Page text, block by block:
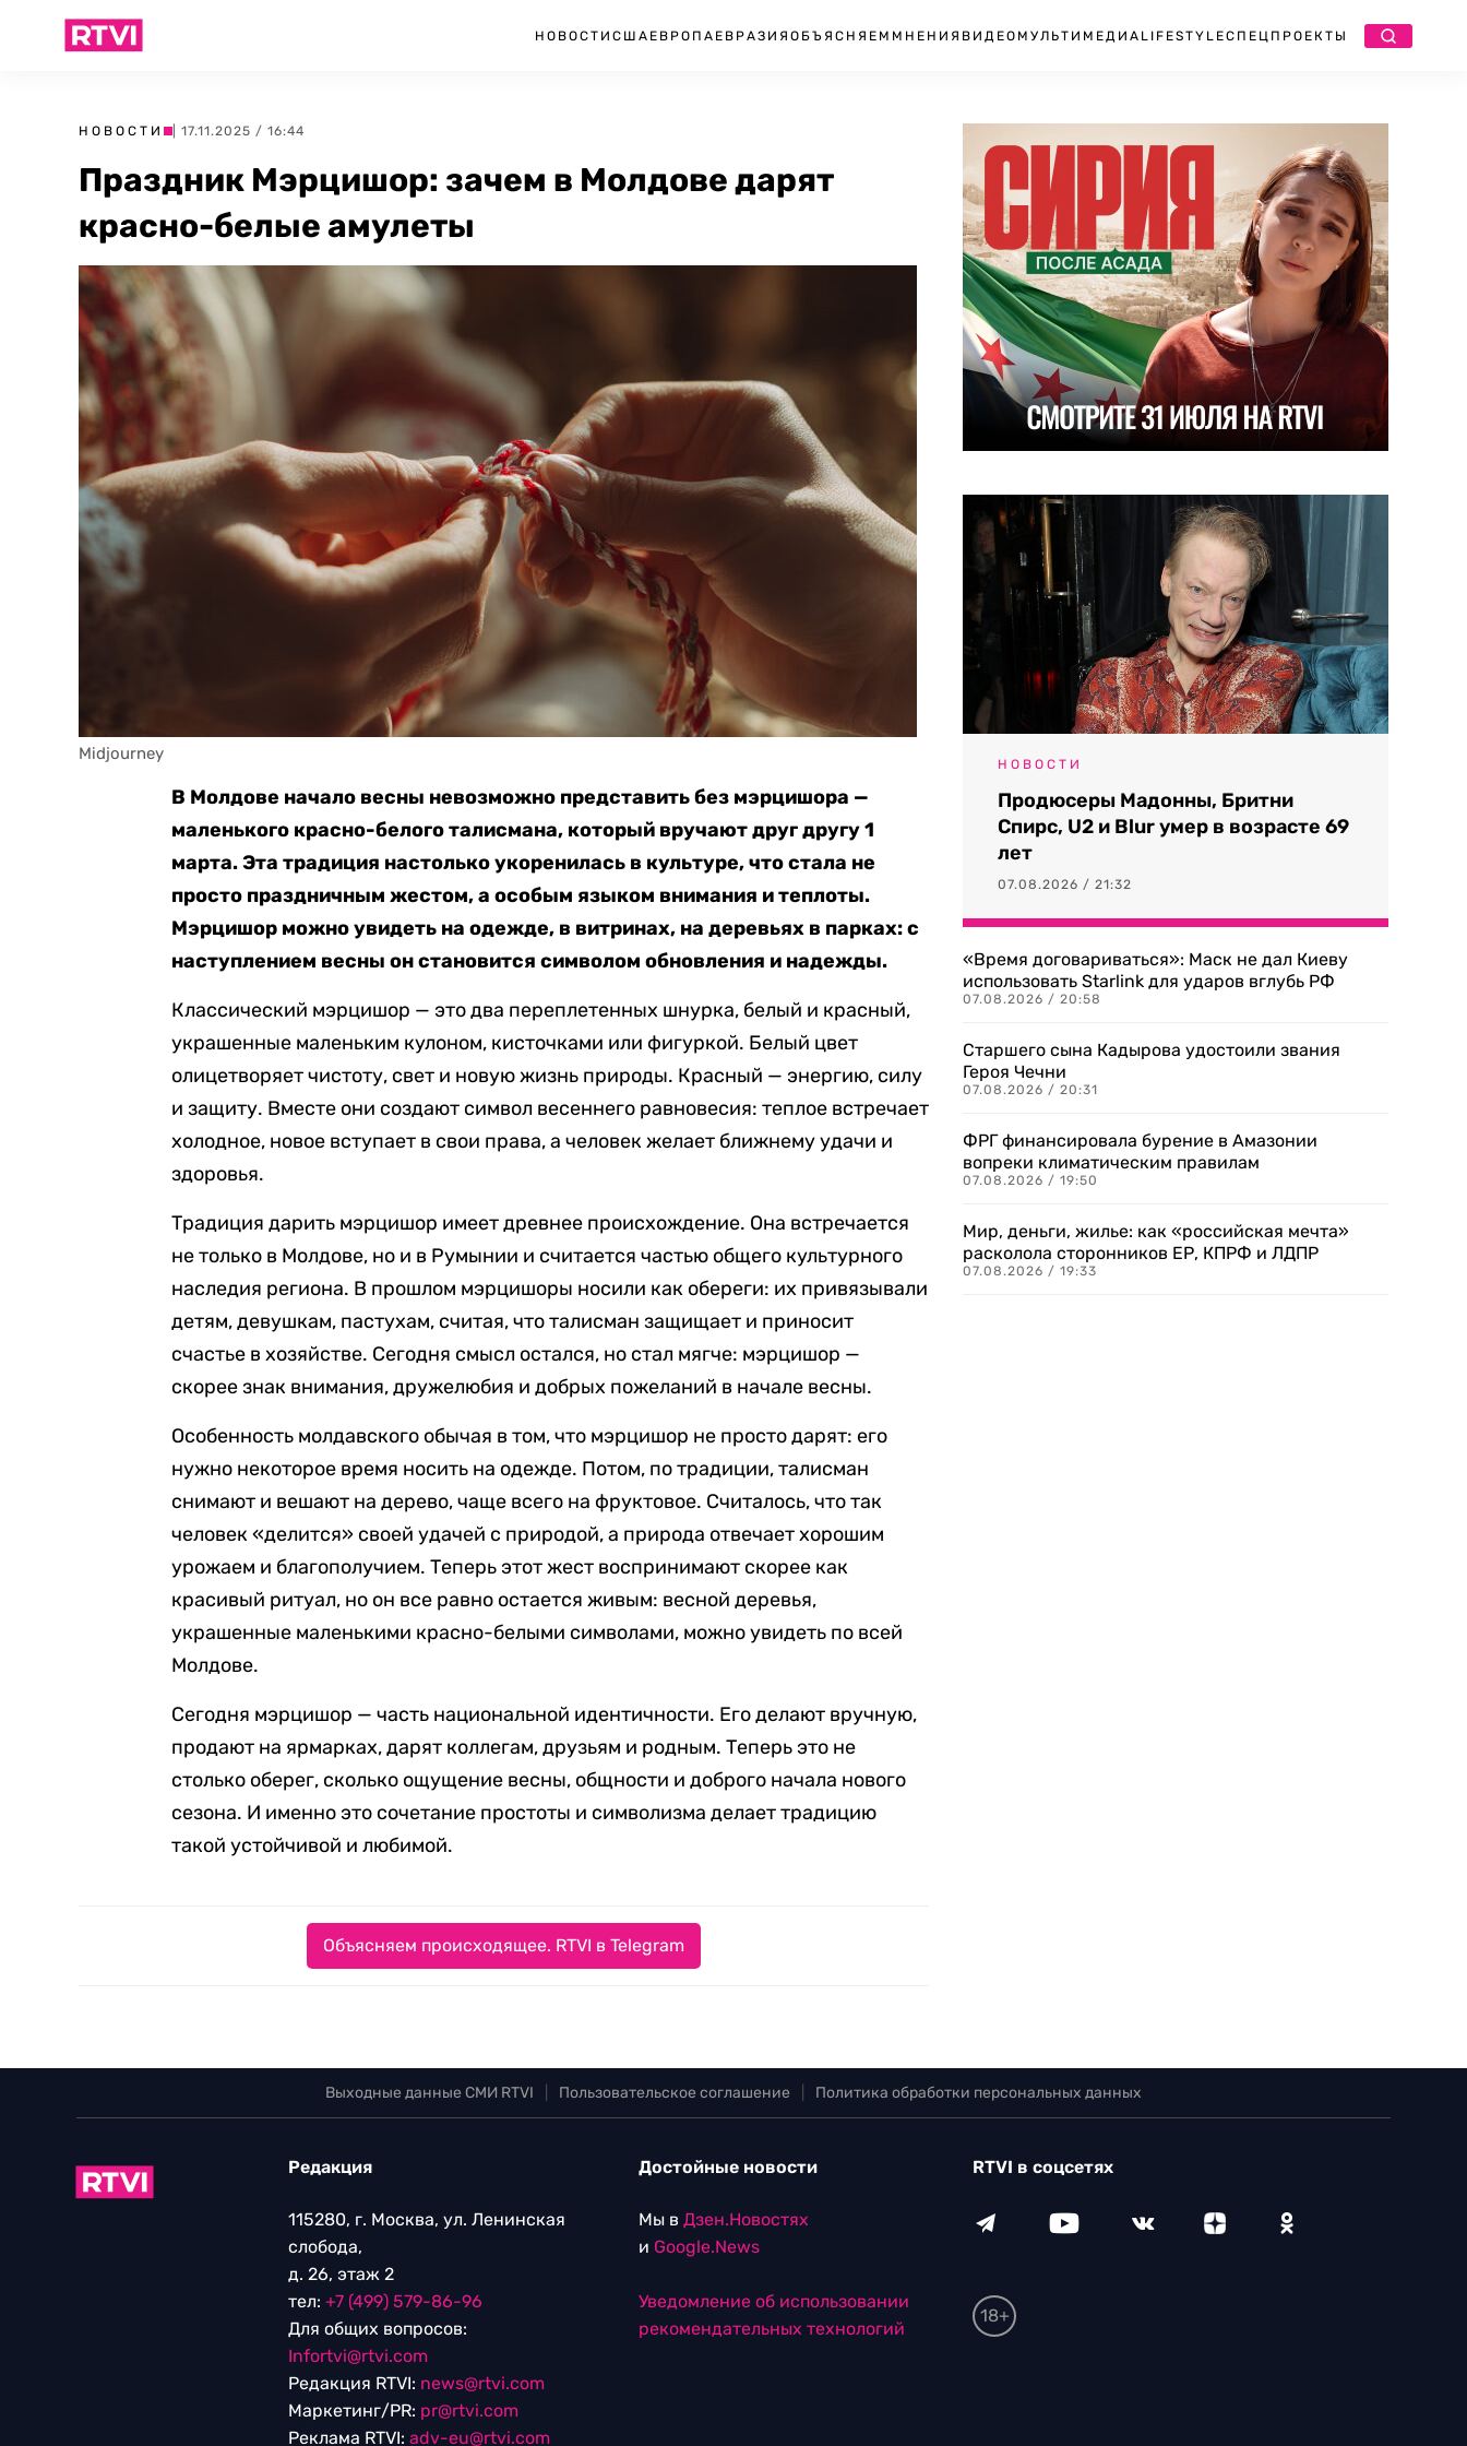
НОВОСТИ США ЕВРОПА ЕВРАЗИЯ ОБЪЯСНЯЕМ МНЕНИЯ ВИДЕО МУЛЬТИМЕДИА LIFESTYLEСПЕЦПРОЕКТЫ
НОВОСТИ | 17.11.2025 / 16:44
Праздник Мэрцишор: зачем в Молдове дарят
красно-белые амулеты
Midjourney
В Молдове начало весны невозможно представить без мэрцишора —
маленького красно-белого талисмана, который вручают друг другу 1
марта. Эта традиция настолько укоренилась в культуре, что стала не
просто праздничным жестом, а особым языком внимания и теплоты.
Мэрцишор можно увидеть на одежде, в витринах, на деревьях в парках: с
наступлением весны он становится символом обновления и надежды.
Классический мэрцишор — это два переплетенных шнурка, белый и красный,
украшенные маленьким кулоном, кисточками или фигуркой. Белый цвет
олицетворяет чистоту, свет и новую жизнь природы. Красный — энергию, силу
и защиту. Вместе они создают символ весеннего равновесия: теплое встречает
холодное, новое вступает в свои права, а человек желает ближнему удачи и
здоровья.
Традиция дарить мэрцишор имеет древнее происхождение. Она встречается
не только в Молдове, но и в Румынии и считается частью общего культурного
наследия региона. В прошлом мэрцишоры носили как обереги: их привязывали
детям, девушкам, пастухам, считая, что талисман защищает и приносит
счастье в хозяйстве. Сегодня смысл остался, но стал мягче: мэрцишор —
скорее знак внимания, дружелюбия и добрых пожеланий в начале весны.
Особенность молдавского обычая в том, что мэрцишор не просто дарят: его
нужно некоторое время носить на одежде. Потом, по традиции, талисман
снимают и вешают на дерево, чаще всего на фруктовое. Считалось, что так
человек «делится» своей удачей с природой, а природа отвечает хорошим
урожаем и благополучием. Теперь этот жест воспринимают скорее как
красивый ритуал, но он все равно остается живым: весной деревья,
украшенные маленькими красно-белыми символами, можно увидеть по всей
Молдове.
Сегодня мэрцишор — часть национальной идентичности. Его делают вручную,
продают на ярмарках, дарят коллегам, друзьям и родным. Теперь это не
столько оберег, сколько ощущение весны, общности и доброго начала нового
сезона. И именно это сочетание простоты и символизма делает традицию
такой устойчивой и любимой.
Объясняем происходящее. RTVI в Telegram
НОВОСТИ
Продюсеры Мадонны, Бритни
Спирс, U2 и Blur умер в возрасте 69
лет
07.08.2026 / 21:32
«Время договариваться»: Маск не дал Киеву
использовать Starlink для ударов вглубь РФ
07.08.2026 / 20:58
Старшего сына Кадырова удостоили звания
Героя Чечни
07.08.2026 / 20:31
ФРГ финансировала бурение в Амазонии
вопреки климатическим правилам
07.08.2026 / 19:50
Мир, деньги, жилье: как «российская мечта»
расколола сторонников ЕР, КПРФ и ЛДПР
07.08.2026 / 19:33
Выходные данные СМИ RTVI Пользовательское соглашение Политика обработки персональных данных
Редакция
115280, г. Москва, ул. Ленинская
слобода,
д. 26, этаж 2
тел: +7 (499) 579-86-96
Для общих вопросов:
Infortvi@rtvi.com
Редакция RTVI: news@rtvi.com
Маркетинг/PR: pr@rtvi.com
Реклама RTVI: adv-eu@rtvi.com
Достойные новости
Мы в Дзен.Новостях
и Google.News
Уведомление об использовании
рекомендательных технологий
RTVI в соцсетях
18+